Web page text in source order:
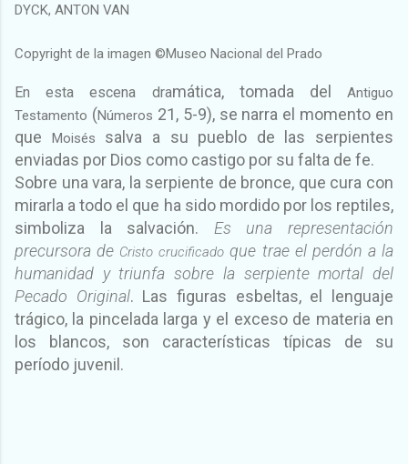
DYCK, ANTON VAN
Copyright de la imagen ©Museo Nacional del Prado
En esta escena dramática, tomada del Antiguo
Testamento (Números 21, 5-9), se narra el momento en
que
Moisés
salva a su pueblo de las serpientes
enviadas por Dios como castigo por su falta de fe.
Sobre una vara, la serpiente de bronce, que cura con
mirarla a todo el que ha sido mordido por los reptiles,
simboliza la salvación. Es una representación
precursora de Cristo crucificado que trae el perdón a la
humanidad y triunfa sobre la serpiente mortal del
Pecado Original. Las figuras esbeltas, el lenguaje
trágico, la pincelada larga y el exceso de materia en
los blancos, son características típicas de su
período juvenil.